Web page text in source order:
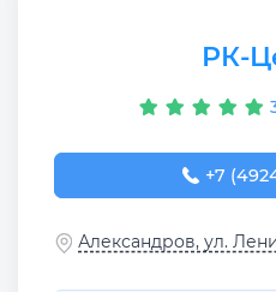
РК-
+7
+7
Александров, ул.